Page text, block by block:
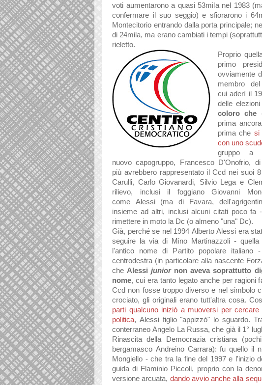
voti aumentaronoa quasi 53mil a nel 1983 (m
confermare il suo seggio) e sfiorarono i
Montecitorio entrando dall a porta principale;
di 24mila, ma erano cambiati i tempi (sopr
rieletto.
Proprio quell
primo
ovviamented
membro
cuiaderì il
delle
coloro che
prima ancor
prima che si
con uno
gruppoa
nuovo capogruppo, Francesco D'Onofrio, di
più avrebbero rappresentato il Ccd nei suoi 8
Carulli, Carlo Giovanardi, Silvio Lega e
rilievo, inclusi il foggiano Giovanni
come Alessi(ma di Favara, dell'
insieme adaltri, inclusialcuni citati poco fa -
rimettere in moto l a Dc (o almeno "una" Dc).
Già, perché se nel 1994 AlbertoAlessi era st
seguire l a via di Mino Martinazzoli - quell a
l'antico nome di Partito popolare italiano
centrodestra (in particolare all a nascente Forz
che Alessi juniornonaveva soprattutto
nome, cui era tanto legato anche per ragioni f
Ccd non fosse troppo diverso e nel simbolo
crociato, gli originali erano tutt'altra cosa.
parti qualcuno iniziò a muoversi per cercare
politica, Alessifiglio "appizzò" lo sguardo. Tr
conterraneoAngelo L a Russa, che già il 1°
Rinascita della Democrazia cristiana
bergamasco Andreino Carrara): fu quello il
Mongiello -che tra la fine del 1997 e l'inizio
guida di Flaminio Piccoli, proprio con l a
versionearcuata, dando avvio anchealla